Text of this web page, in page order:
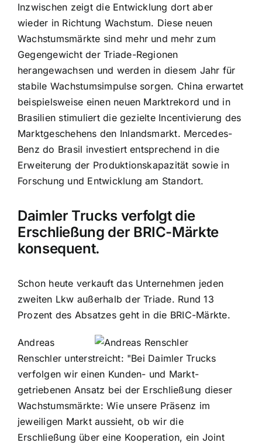
Inzwischen zeigt die Entwicklung dort aber
wieder in Richtung Wachstum. Diese neuen
Wachstumsmärkte sind mehr und mehr zum
Gegengewicht der Triade-Regionen
herangewachsen und werden in diesem Jahr für
stabile Wachstumsimpulse sorgen. China erwartet
beispielsweise einen neuen Marktrekord und in
Brasilien stimuliert die gezielte Incentivierung des
Marktgeschehens den Inlandsmarkt. Mercedes-
Benz do Brasil investiert entsprechend in die
Erweiterung der Produktionskapazität sowie in
Forschung und Entwicklung am Standort.
Daimler Trucks verfolgt die
Erschließung der BRIC-Märkte
konsequent.
Schon heute verkauft das Unternehmen jeden
zweiten Lkw außerhalb der Triade. Rund 13
Prozent des Absatzes geht in die BRIC-Märkte.
Andreas
Renschler unterstreicht: "Bei Daimler Trucks
verfolgen wir einen Kunden- und Markt-
getriebenen Ansatz bei der Erschließung dieser
Wachstumsmärkte: Wie unsere Präsenz im
jeweiligen Markt aussieht, ob wir die
Erschließung über eine Kooperation, ein Joint